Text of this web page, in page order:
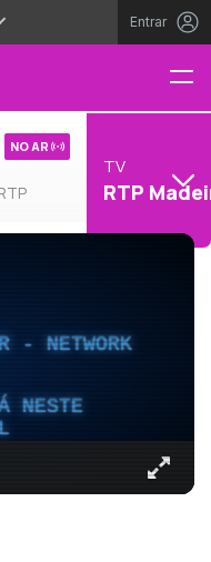
Entrar
NO AR
TV
RTP
- NETWORK
NESTE